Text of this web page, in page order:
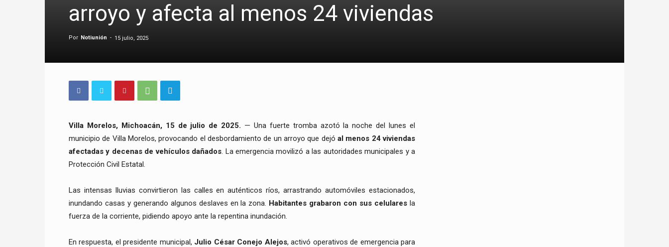
arroyo y afecta al menos 24 viviendas
Por Notiunión - 15 julio, 2025
Villa Morelos, Michoacán, 15 de julio de 2025. — Una fuerte tromba azotó la noche del lunes el
municipio de Villa Morelos, provocando el desbordamiento de un arroyo que dejó al menos 24 viviendas
afectadas y decenas de vehículos dañados. La emergencia movilizó a las autoridades municipales y a
Protección Civil Estatal.
Las intensas lluvias convirtieron las calles en auténticos ríos, arrastrando automóviles estacionados,
inundando casas y generando algunos deslaves en la zona. Habitantes grabaron con sus celulares la
fuerza de la corriente, pidiendo apoyo ante la repentina inundación.
En respuesta, el presidente municipal, Julio César Conejo Alejos, activó operativos de emergencia para